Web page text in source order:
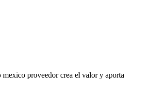
proveedor crea el valor y aporta